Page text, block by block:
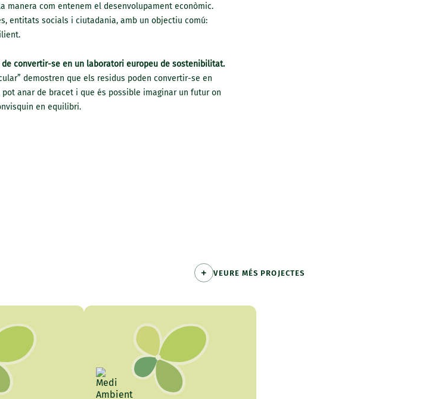
manera com entenem el desenvolupament econòmic.
entitats socials i ciutadania, amb un objectiu comú:
convertir-se en un laboratori europeu de sostenibilitat.
demostren que els residus poden convertir-se en
anar de bracet i que és possible imaginar un futur on
en equilibri.
VEURE MÉS PROJECTES